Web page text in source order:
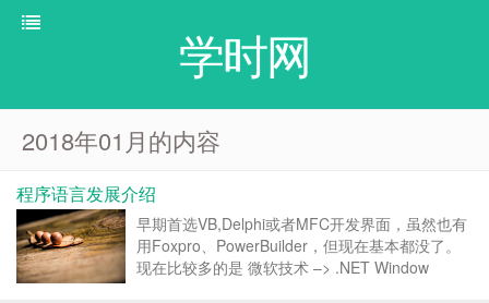
学时网
2018年01月的内容
程序语言发展介绍
早期首选VB,Delphi或者MFC开发界面，虽然也有
用Foxpro、PowerBuilder，但现在基本都没了。
现在比较多的是 微软技术 –> .NET Window